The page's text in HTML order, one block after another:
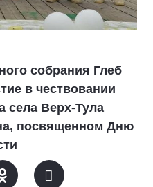
собрания Глеб
в чествовании
села Верх-Тула
посвященном Дню